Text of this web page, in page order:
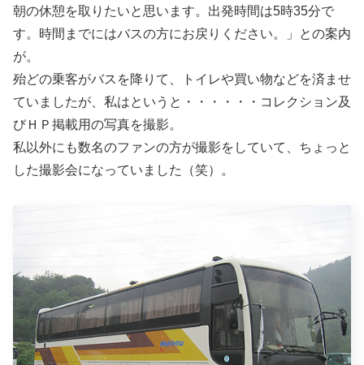
朝の休憩を取りたいと思います。出発時間は5時35分で
す。時間までにはバスの方にお戻りください。」との案内
が。
殆どの乗客がバスを降りて、トイレや買い物などを済ませ
ていましたが、私はというと・・・・・・コレクション及
びＨＰ掲載用の写真を撮影。
私以外にも数名のファンの方が撮影をしていて、ちょっと
した撮影会になっていました（笑）。